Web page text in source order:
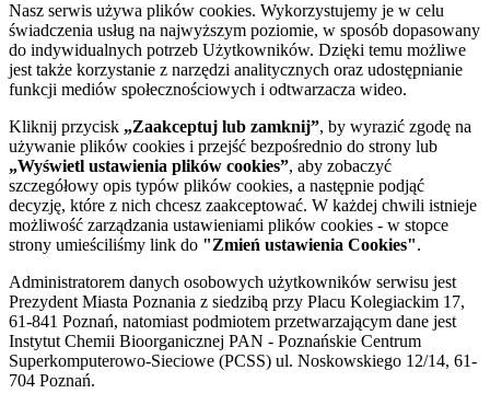
Nasz serwis używa plików cookies. Wykorzystujemy je w celu
świadczenia usług na najwyższym poziomie, w sposób dopasowany
do indywidualnych potrzeb Użytkowników. Dzięki temu możliwe
jest także korzystanie z narzędzi analitycznych oraz udostępnianie
funkcji mediów społecznościowych i odtwarzacza wideo.
Kliknij przycisk „Zaakceptuj lub zamknij”, by wyrazić zgodę na
używanie plików cookies i przejść bezpośrednio do strony lub
„Wyświetl ustawienia plików cookies”, aby zobaczyć
szczegółowy opis typów plików cookies, a następnie podjąć
decyzję, które z nich chcesz zaakceptować. W każdej chwili istnieje
możliwość zarządzania ustawieniami plików cookies - w stopce
strony umieściliśmy link do "Zmień ustawienia Cookies".
Administratorem danych osobowych użytkowników serwisu jest
Prezydent Miasta Poznania z siedzibą przy Placu Kolegiackim 17,
61-841 Poznań, natomiast podmiotem przetwarzającym dane jest
Instytut Chemii Bioorganicznej PAN - Poznańskie Centrum
Superkomputerowo-Sieciowe (PCSS) ul. Noskowskiego 12/14, 61-
704 Poznań.